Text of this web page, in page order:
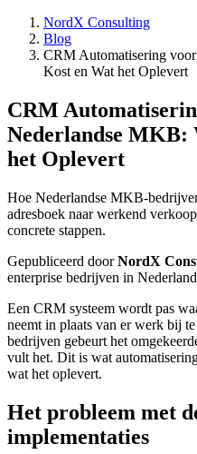
NordX Consulting
Blog
CRM Automatisering
Kost en Wat het Oplevert
CRM
Nederlandse MKB:
het Oplevert
Hoe Nederlandse MKB-
adresboek naar werkend
concrete stappen.
Gepubliceerd doorNordX
enterprise bedrijven in
Een CRM systeem wordt pas
neemt in plaats van er werk bij
bedrijven gebeurt het
vult het. Dit is wat
wat het oplevert.
Het probleem met
implementaties